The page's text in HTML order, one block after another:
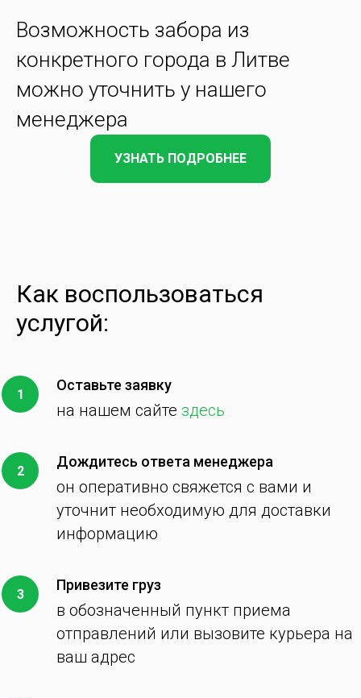
Возможность забора из
конкретного города в Литве
можно уточнить у нашего
менеджера
УЗНАТЬ ПОДРОБНЕЕ
Как воспользоваться
услугой:
Оставьте заявку
на нашем сайте здесь
Дождитесь ответа менеджера
он оперативно свяжется с вами и
уточнит необходимую для доставки
информацию
Привезите груз
в обозначенный пункт приема
отправлений или вызовите курьера на
ваш адрес